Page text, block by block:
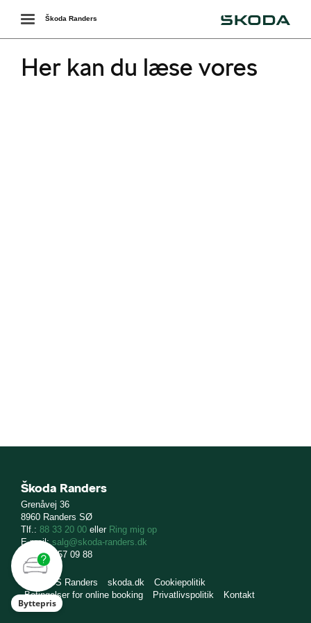
Toggle
navigation
Škoda Randers
Her kan du læse vores
Škoda Randers
Grenåvej 36
8960 Randers SØ
Tlf.: 88 33 20 00 eller Ring mig op
E-mail:salg@skoda-randers.dk
CVR: 12 57 09 88
Bilco A/S Randers skoda.dk
Cookiepolitik
Betingelser for online booking
Privatlivspolitik Kontakt
Byttepris